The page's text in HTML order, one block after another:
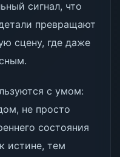
сигнал, что
превращают
сцену, где даже
с умом:
не просто
состояния
истине, тем